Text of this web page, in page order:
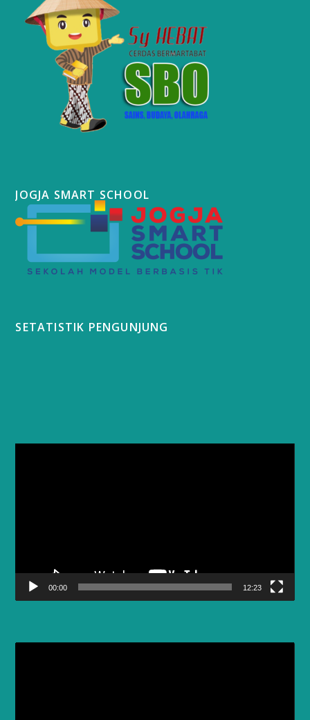
JOGJA SMART SCHOOL
SETATISTIK PENGUNJUNG
00:00 12:23